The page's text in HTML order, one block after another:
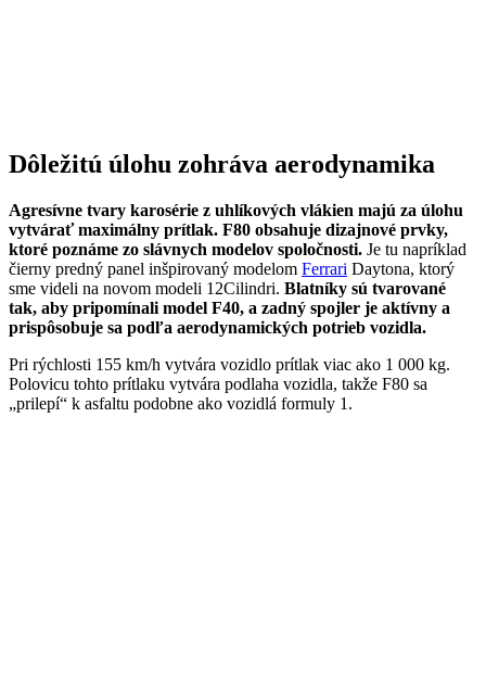
Dôležitú úlohu zohráva aerodynamika
Agresívne tvary karosérie z uhlíkových vlákien majú za úlohu
vytvárať maximálny prítlak. F80 obsahuje dizajnové prvky,
ktoré poznáme zo slávnych modelov spoločnosti. Je tu napríklad
čierny predný panel inšpirovaný modelom Ferrari Daytona, ktorý
sme videli na novom modeli 12Cilindri. Blatníky sú tvarované
tak, aby pripomínali model F40, a zadný spojler je aktívny a
prispôsobuje sa podľa aerodynamických potrieb vozidla.
Pri rýchlosti 155 km/h vytvára vozidlo prítlak viac ako 1 000 kg.
Polovicu tohto prítlaku vytvára podlaha vozidla, takže F80 sa
„prilepí“ k asfaltu podobne ako vozidlá formuly 1.